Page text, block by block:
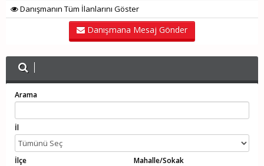
Danışmanın Tüm İlanlarını Göster
Danışmana Mesaj Gönder
Arama
İl
İlçe Mahalle/Sokak